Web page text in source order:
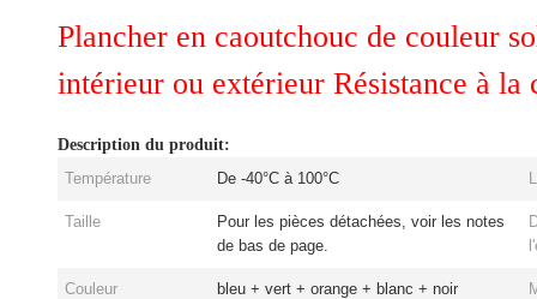
Plancher en caoutchouc de couleur
intérieur ou extérieur Résistance à la
Description du produit:
Température
De -40°C à 100°C
Taille
Pour les pièces détachées, voir les notes
de bas de page.
Couleur bleu + vert + orange + blanc + noir